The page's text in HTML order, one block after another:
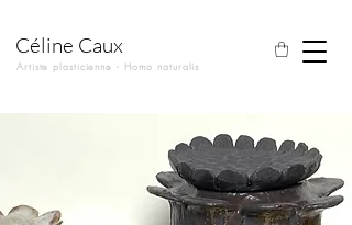
Céline Caux
Artiste plasticienne - Homo naturalis